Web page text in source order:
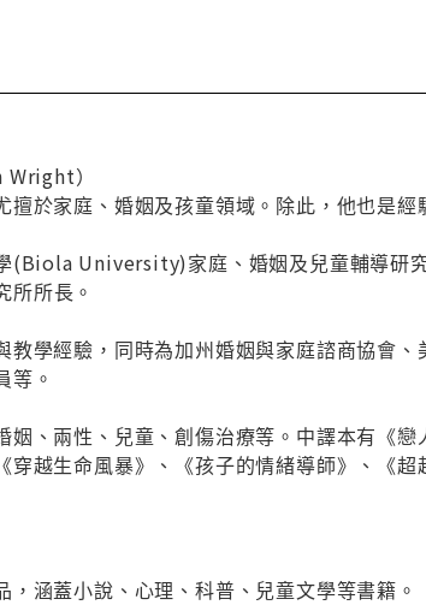
Wright）
擅於家庭、婚姻及孩童領域。除此，他也是經
(Biola University)家庭、婚姻及兒童輔導
所長。
教學經驗，同時為加州婚姻與家庭諮商協會
等。
姻、兩性、兒童、創傷治療等。中譯本有《
穿越生命風暴》、《孩子的情緒導師》、《
，涵蓋小說、心理、科普、兒童文學等書籍。